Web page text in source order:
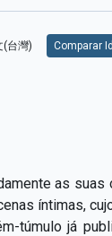
(台灣) Comparar
as suas
íntimas,
túmulo já